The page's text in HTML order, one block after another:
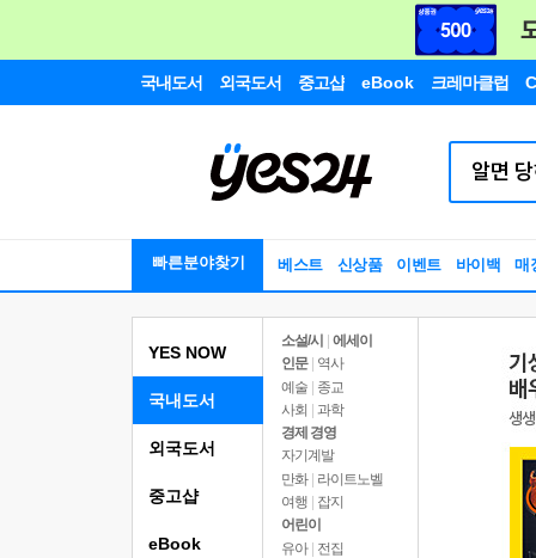
국내도서 외국도서 중고샵 eBook 크레마클럽
빠른분야찾기 베스트 신상품 이벤트 바이백 매
YES NOW
국내도서
소설/시
에세이
인문
역사
예술 | 종교
사회 | 과학
경제 경영
자기계발
만화 | 라이트노벨
여행
잡지
어린이
유아 | 전집
외국도서
중고샵
eBook